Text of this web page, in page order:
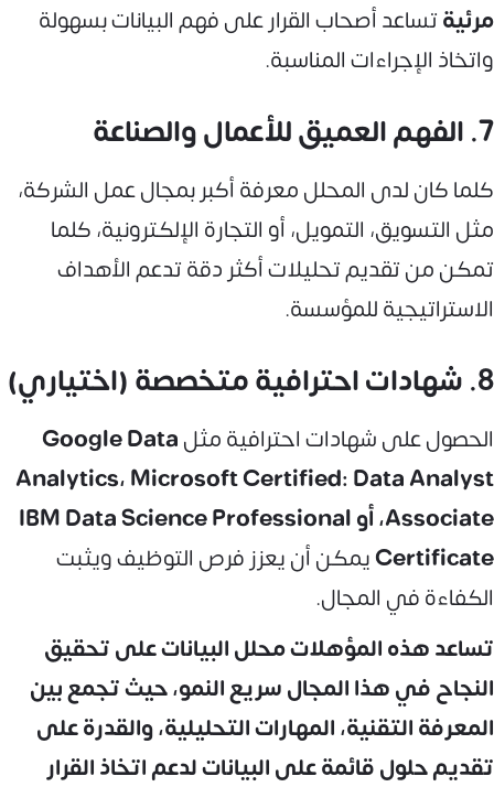
مرئيةتساعد أصحاب القرار على فهم البيانات بسهولة
واتخاذ الإجراءات المناسبة.
7. الفهم العميق للأعمال والصناعة
كلما كان لدى المحلل معرفة أكبر بمجال عمل الشركة،
مثل التسويق، التمويل، أو التجارة الإلكترونية، كلما
تمكن من تقديم تحليلات أكثر دقة تدعم الأهداف
الاستراتيجية للمؤسسة.
8. شهادات احترافية متخصصة (اختياري)
الحصول على شهادات احترافية مثلGoogle Data
Analytics، Microsoft Certified: Data Analyst
Associate، أو IBM Data Science Professional
Certificateيمكن أن يعزز فرص التوظيف ويثبت
الكفاءة في المجال.
تساعد هذه المؤهلات محلل البيانات على تحقيق
النجاح في هذا المجال سريع النمو، حيث تجمع بين
المعرفة التقنية، المهارات التحليلية، والقدرة على
تقديم حلول قائمة على البيانات لدعم اتخاذ القرار